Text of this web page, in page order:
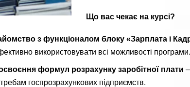
Що вас чекає на курсі?
з функціоналом блоку «Зарплата і
використовувати всі можливості програми.
формул розрахунку заробітної плати
госпрозрахункових підприємств.